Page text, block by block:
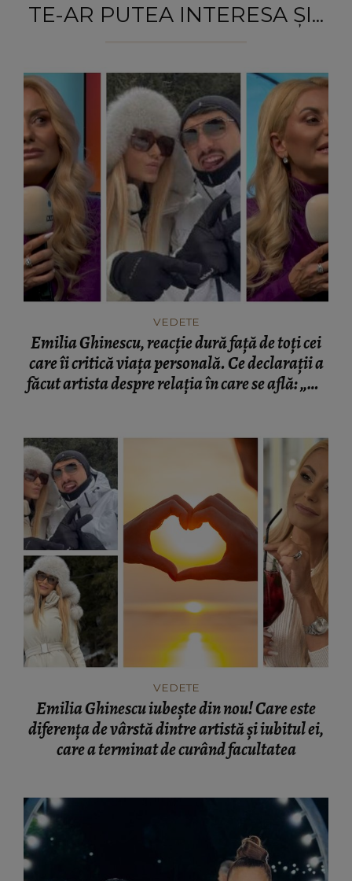
TE-AR PUTEA INTERESA ȘI...
VEDETE
Emilia Ghinescu, reacție dură față de toți cei
care îi critică viața personală. Ce declarații a
făcut artista despre relația în care se află: „Ne
VEDETE
Emilia Ghinescu iubește din nou! Care este
diferența de vârstă dintre artistă și iubitul ei,
care a terminat de curând facultatea